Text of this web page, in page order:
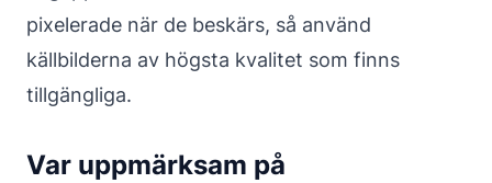
pixelerade när de beskärs, så använd
källbilderna av högsta kvalitet som finns
tillgängliga.
Var uppmärksam på